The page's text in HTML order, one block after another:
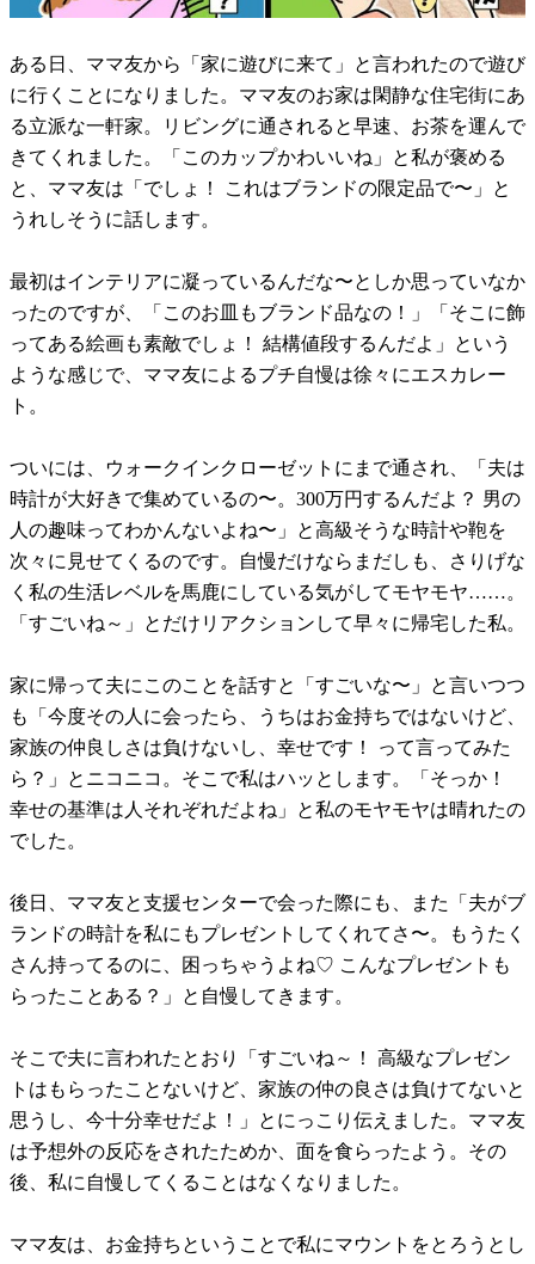
ある日、ママ友から「家に遊びに来て」と言われたので遊び
に行くことになりました。ママ友のお家は閑静な住宅街にあ
る立派な一軒家。リビングに通されると早速、お茶を運んで
きてくれました。「このカップかわいいね」と私が褒める
と、ママ友は「でしょ！ これはブランドの限定品で〜」と
うれしそうに話します。
最初はインテリアに凝っているんだな〜としか思っていなか
ったのですが、「このお皿もブランド品なの！」「そこに飾
ってある絵画も素敵でしょ！ 結構値段するんだよ」という
ような感じで、ママ友によるプチ自慢は徐々にエスカレー
ト。
ついには、ウォークインクローゼットにまで通され、「夫は
時計が大好きで集めているの〜。300万円するんだよ？ 男の
人の趣味ってわかんないよね〜」と高級そうな時計や鞄を
次々に見せてくるのです。自慢だけならまだしも、さりげな
く私の生活レベルを馬鹿にしている気がしてモヤモヤ……。
「すごいね～」とだけリアクションして早々に帰宅した私。
家に帰って夫にこのことを話すと「すごいな〜」と言いつつ
も「今度その人に会ったら、うちはお金持ちではないけど、
家族の仲良しさは負けないし、幸せです！ って言ってみた
ら？」とニコニコ。そこで私はハッとします。「そっか！
幸せの基準は人それぞれだよね」と私のモヤモヤは晴れたの
でした。
後日、ママ友と支援センターで会った際にも、また「夫がブ
ランドの時計を私にもプレゼントしてくれてさ〜。もうたく
さん持ってるのに、困っちゃうよね♡ こんなプレゼントも
らったことある？」と自慢してきます。
そこで夫に言われたとおり「すごいね～！ 高級なプレゼン
トはもらったことないけど、家族の仲の良さは負けてないと
思うし、今十分幸せだよ！」とにっこり伝えました。ママ友
は予想外の反応をされたためか、面を食らったよう。その
後、私に自慢してくることはなくなりました。
ママ友は、お金持ちということで私にマウントをとろうとし